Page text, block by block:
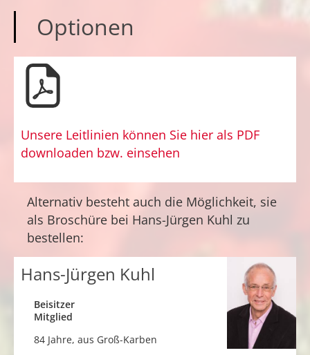
Optionen
Unsere Leitlinien können Sie hier als PDF
downloaden bzw. einsehen
Alternativ besteht auch die Möglichkeit, sie
als Broschüre bei Hans-Jürgen Kuhl zu
bestellen:
Hans-Jürgen Kuhl
Beisitzer
Mitglied
84 Jahre, aus Groß-Karben